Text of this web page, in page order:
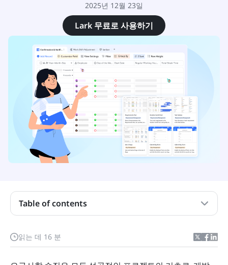
2025년 12월 23일
Lark 무료로 사용하기
읽는 데 16 분
Table of contents
수집해야 하는 요구 사항의 유형
좋은 요구사항 수집 템플릿의 요소는 무엇인가요
바로 사용할 수 있는 요구 사항 수집 템플릿